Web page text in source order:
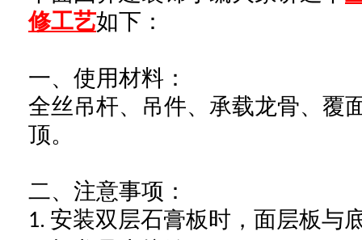
修工艺如下：
一、 使用材料 ：
全丝吊杆、吊件、承载龙骨、覆
顶。
二、 注意事项 ：
1. 安装双层石膏板时，面层板与